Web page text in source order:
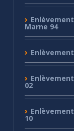
Enlèvement
Marne 94
Enlèvement
Enlèvement
02
Enlèvement
10